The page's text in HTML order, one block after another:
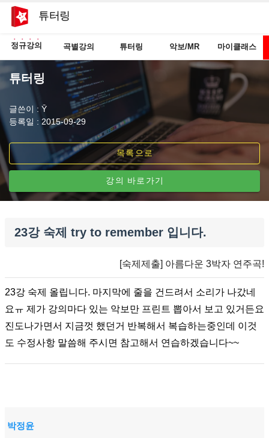
튜터링
정규강의 곡별강의 튜터링 악보/MR 마이클래스
튜터링
글쓴이 : Ȳ
등록일 : 2015-09-29
목록으로
강의 바로가기
23강 숙제 try to remember 입니다.
[숙제제출] 아름다운 3박자 연주곡!
23강 숙제 올립니다. 마지막에 줄을 건드려서 소리가 나갔네
요ㅠ 제가 강의마다 있는 악보만 프린트 뽑아서 보고 있거든요
진도나가면서 지금껏 했던거 반복해서 복습하는중인데 이것
도 수정사항 말씀해 주시면 참고해서 연습하겠습니다~~
박정윤